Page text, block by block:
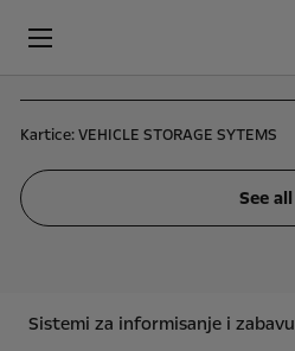
Kartice:VEHICLE STORAGE SYTEMS
See all
Sistemi za informisanje i zabavu